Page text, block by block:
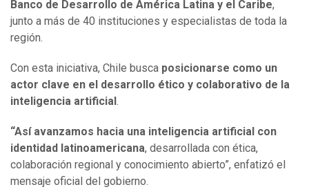
Banco de Desarrollo de América Latina y el Caribe,
junto a más de 40 instituciones y especialistas de toda la
región.
Con esta iniciativa, Chile busca posicionarse como un
actor clave en el desarrollo ético y colaborativo de la
inteligencia artificial .
“Así avanzamos hacia una inteligencia artificial con
identidad latinoamericana, desarrollada con ética,
colaboración regional y conocimiento abierto”, enfatizó el
mensaje oficial del gobierno.